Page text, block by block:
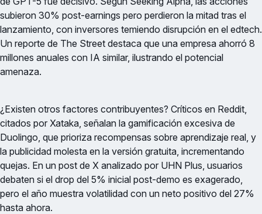
subieron 30% post-earnings pero perdieron la mitad tras el
lanzamiento, con inversores temiendo disrupción en el edtech.
Un reporte de The Street destaca que una empresa ahorró 8
millones anuales con IA similar, ilustrando el potencial
amenaza.
¿Existen otros factores contribuyentes? Críticos en Reddit,
citados por Xataka, señalan la gamificación excesiva de
Duolingo, que prioriza recompensas sobre aprendizaje real, y
la publicidad molesta en la versión gratuita, incrementando
quejas. En un post de X analizado por UHN Plus, usuarios
debaten si el drop del 5% inicial post-demo es exagerado,
pero el año muestra volatilidad con un neto positivo del 27%
hasta ahora.